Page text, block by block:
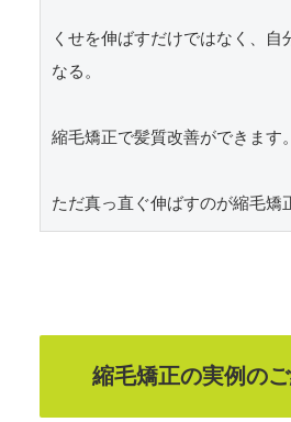
くせを伸ばすだけではなく、自
なる。
縮毛矯正で髪質改善ができます。
ただ真っ直ぐ伸ばすのが縮毛矯
縮毛矯正の実例のご